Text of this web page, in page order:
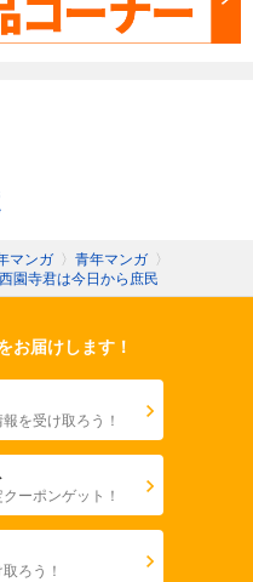
マンガ 〉 青年マンガ 〉
西園寺君は今日から庶民
お届けします！
を受け取ろう！
ーポンゲット！
ろう！